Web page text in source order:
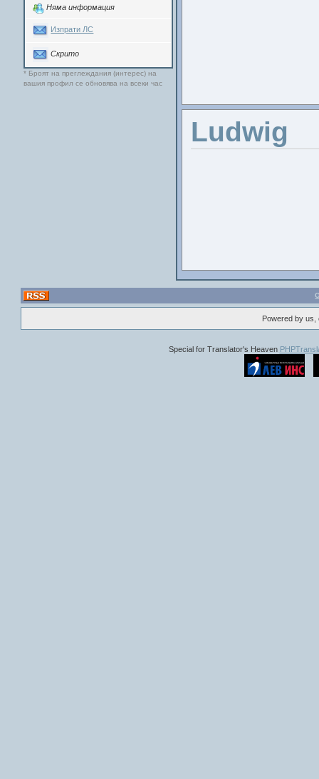
Няма информация
Изпрати ЛС
Скрито
* Броят на преглеждания (интерес) на
вашия профил се обновява на всеки час
Актьори:
Резюме: Нов
Ludwig
Powered by
Special for Translator's Heaven